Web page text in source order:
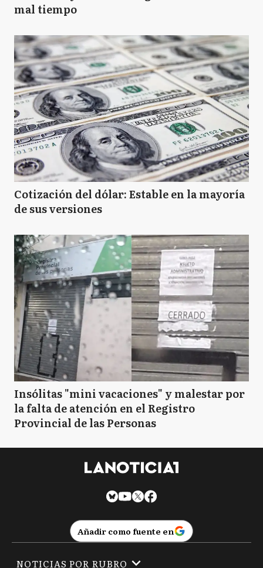
mal tiempo
Cotización del dólar: Estable en la mayoría
de sus versiones
Insólitas "mini vacaciones" y malestar por
la falta de atención en el Registro
Provincial de las Personas
Añadir como fuente en
NOTICIAS POR RUBRO